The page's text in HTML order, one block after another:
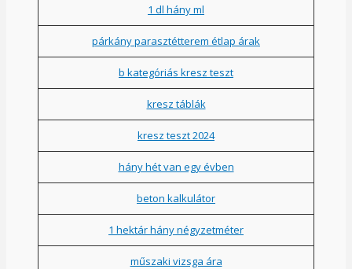
1 dl hány ml
párkány parasztétterem étlap árak
b kategóriás kresz teszt
kresz táblák
kresz teszt 2024
hány hét van egy évben
beton kalkulátor
1 hektár hány négyzetméter
műszaki vizsga ára